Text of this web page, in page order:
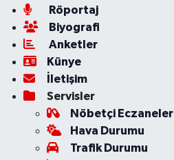
Röportaj
Biyografi
Anketler
Künye
İletişim
Servisler
Nöbetçi Eczaneler
Hava Durumu
Trafik Durumu